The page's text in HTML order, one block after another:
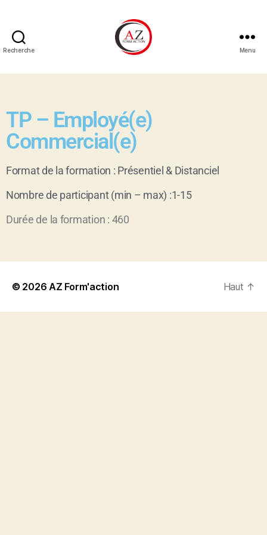
Recherche Menu
TP – Employé(e)
Commercial(e)
Format de la formation : Présentiel & Distanciel
Nombre de participant (min – max) :1-15
Durée de la formation : 460
© 2026AZ Form'action Haut ↑